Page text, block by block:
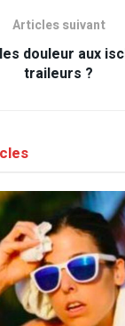
Articles suivant
douleur aux
traileurs ?